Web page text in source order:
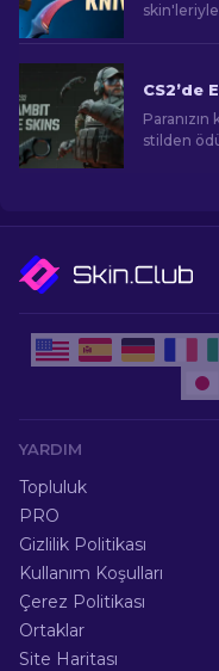
Paranızın
stilden
YARDIM
Topluluk
PRO
Gizlilik Politikası
Kullanım Koşulları
Çerez Politikası
Ortaklar
Site Haritası